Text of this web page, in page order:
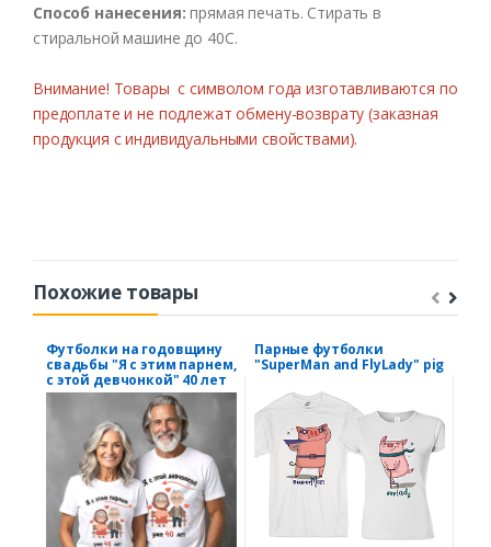
Способ нанесения:прямая печать. Стирать в
стиральной машине до 40С.
Внимание! Товары с символом года изготавливаются по
предоплате и не подлежат обмену-возврату (заказная
продукция с индивидуальными свойствами).
Похожие товары
Футболки на годовщину
свадьбы "Я с этим парнем,
с этой девчонкой" 40 лет
Парные футболки
"SuperMan and FlyLady" pig